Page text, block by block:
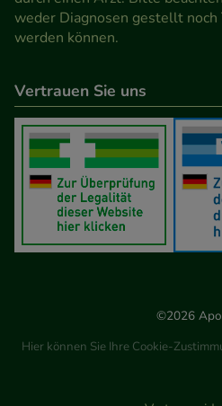
weder Diagnosen gestellt
werden können.
Vertrauen Sie uns
©2026
Hier können Sie Ihre Cookie-